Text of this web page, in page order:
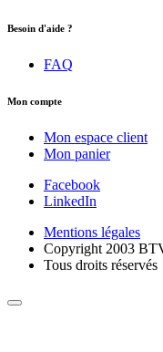
Besoin d'aide ?
FAQ
Mon compte
Mon espace client
Mon panier
Facebook
LinkedIn
Mentions légales
Copyright 2003
Tous droits réservés